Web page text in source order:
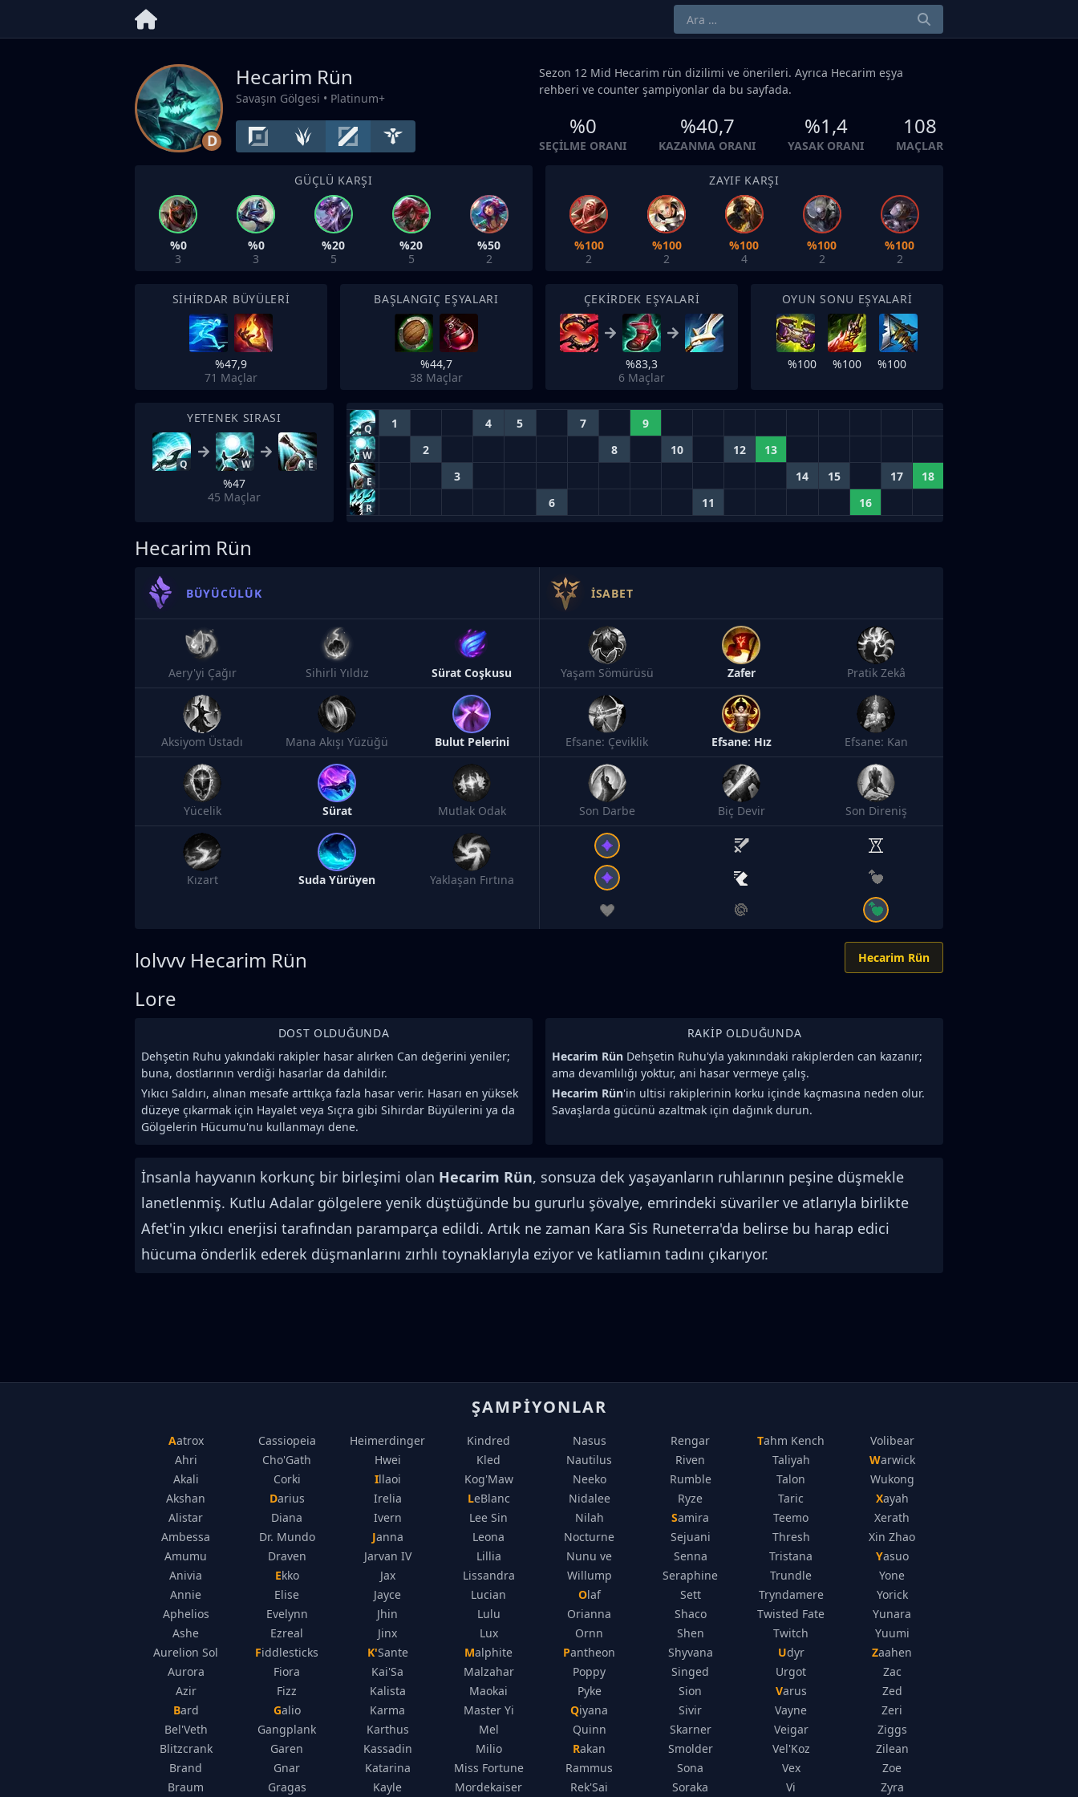
D
Hecarim Rün
Savaşın Gölgesi • Platinum+
Sezon 12 Mid Hecarim rün dizilimi ve önerileri. Ayrıca Hecarim eşya
rehberi ve counter şampiyonlar da bu sayfada.
%0
SEÇILME ORANI
%40,7
KAZANMA ORANI
%1,4
YASAK ORANI
108
MAÇLAR
GÜÇLÜ KARŞI
%0
3
%0
3
%20
5
%20
5
%50
2
ZAYIF KARŞI
%100
2
%100
2
%100
4
%100
2
%100
2
SIHIRDAR BÜYÜLERI
%47,9
71 Maçlar
BAŞLANGIÇ EŞYALARI
%44,7
38 Maçlar
ÇEKIRDEK EŞYALARI
%83,3
6 Maçlar
OYUN SONU EŞYALARI
%100 %100 %100
YETENEK SIRASI
Q W E
%47
45 Maçlar
Q 1 4 5 7 9
W 2 8 10 12 13
E 3 14 15 17 18
R 6 11 16
Hecarim Rün
BÜYÜCÜLÜK
Aery'yi Çağır Sihirli Yıldız Sürat Coşkusu
Aksiyom Üstadı Mana Akışı Yüzüğü Bulut Pelerini
Yücelik Sürat Mutlak Odak
Kızart Suda Yürüyen Yaklaşan Fırtına
İSABET
Yaşam Sömürüsü Zafer Pratik Zekâ
Efsane: Çeviklik Efsane: Hız Efsane: Kan
Son Darbe Biç Devir Son Direniş
lolvvv Hecarim Rün Hecarim Rün
Lore
DOST OLDUĞUNDA
Dehşetin Ruhu yakındaki rakipler hasar alırken Can değerini yeniler;
buna, dostlarının verdiği hasarlar da dahildir.
Yıkıcı Saldırı, alınan mesafe arttıkça fazla hasar verir. Hasarı en yüksek
düzeye çıkarmak için Hayalet veya Sıçra gibi Sihirdar Büyülerini ya da
Gölgelerin Hücumu'nu kullanmayı dene.
RAKIP OLDUĞUNDA
Hecarim Rün Dehşetin Ruhu'yla yakınındaki rakiplerden can kazanır;
ama devamlılığı yoktur, ani hasar vermeye çalış.
Hecarim Rün'in ultisi rakiplerinin korku içinde kaçmasına neden olur.
Savaşlarda gücünü azaltmak için dağınık durun.
İnsanla hayvanın korkunç bir birleşimi olan Hecarim Rün, sonsuza dek yaşayanların ruhlarının peşine düşmekle
lanetlenmiş. Kutlu Adalar gölgelere yenik düştüğünde bu gururlu şövalye, emrindeki süvariler ve atlarıyla birlikte
Afet'in yıkıcı enerjisi tarafından paramparça edildi. Artık ne zaman Kara Sis Runeterra'da belirse bu harap edici
hücuma önderlik ederek düşmanlarını zırhlı toynaklarıyla eziyor ve katliamın tadını çıkarıyor.
ŞAMPIYONLAR
Aatrox
Ahri
Akali
Akshan
Alistar
Ambessa
Amumu
Anivia
Annie
Aphelios
Ashe
Aurelion Sol
Aurora
Azir
Bard
Bel'Veth
Blitzcrank
Brand
Braum
Cassiopeia
Cho'Gath
Corki
Darius
Diana
Dr. Mundo
Draven
Ekko
Elise
Evelynn
Ezreal
Fiddlesticks
Fiora
Fizz
Galio
Gangplank
Garen
Gnar
Gragas
Heimerdinger
Hwei
Illaoi
Irelia
Ivern
Janna
Jarvan IV
Jax
Jayce
Jhin
Jinx
K'Sante
Kai'Sa
Kalista
Karma
Karthus
Kassadin
Katarina
Kayle
Kindred
Kled
Kog'Maw
LeBlanc
Lee Sin
Leona
Lillia
Lissandra
Lucian
Lulu
Lux
Malphite
Malzahar
Maokai
Master Yi
Mel
Milio
Miss Fortune
Mordekaiser
Nasus
Nautilus
Neeko
Nidalee
Nilah
Nocturne
Nunu ve
Willump
Olaf
Orianna
Ornn
Pantheon
Poppy
Pyke
Qiyana
Quinn
Rakan
Rammus
Rek'Sai
Rengar
Riven
Rumble
Ryze
Samira
Sejuani
Senna
Seraphine
Sett
Shaco
Shen
Shyvana
Singed
Sion
Sivir
Skarner
Smolder
Sona
Soraka
Tahm Kench
Taliyah
Talon
Taric
Teemo
Thresh
Tristana
Trundle
Tryndamere
Twisted Fate
Twitch
Udyr
Urgot
Varus
Vayne
Veigar
Vel'Koz
Vex
Vi
Volibear
Warwick
Wukong
Xayah
Xerath
Xin Zhao
Yasuo
Yone
Yorick
Yunara
Yuumi
Zaahen
Zac
Zed
Zeri
Ziggs
Zilean
Zoe
Zyra